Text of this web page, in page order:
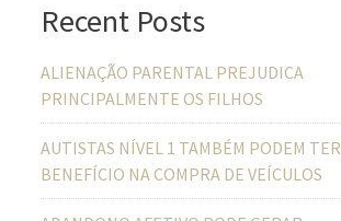
Recent Posts
ALIENAÇÃO PARENTAL PREJUDICA
PRINCIPALMENTE OS FILHOS
AUTISTAS NÍVEL 1 TAMBÉM PODEM TER
BENEFÍCIO NA COMPRA DE VEÍCULOS